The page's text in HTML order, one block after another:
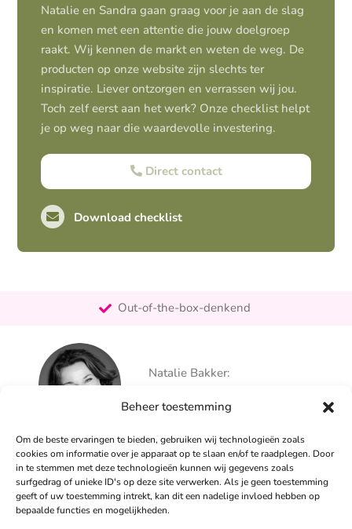
Beheer toestemming
Om de beste ervaringen te bieden, gebruiken wij technologieën zoals
cookies om informatie over je apparaat op te slaan en/of te raadplegen. Door
in te stemmen met deze technologieën kunnen wij gegevens zoals
surfgedrag of unieke ID's op deze site verwerken. Als je geen toestemming
geeft of uw toestemming intrekt, kan dit een nadelige invloed hebben op
bepaalde functies en mogelijkheden.
Natalie en Sandra gaan graag voor je aan de slag
en komen met een attentie die jouw doelgroep
raakt. Wij kennen de markt en weten de weg. De
producten op onze website zijn slechts ter
inspiratie. Liever ontzorgen en verrassen wij jou.
Toch zelf eerst aan het werk? Onze checklist helpt
je op weg naar die waardevolle investering.
Direct contact
Download checklist
Out-of-the-box-denkend
Persoonlijk
Natalie Bakker:
info@alertpromotie.nl
Sandra Peters:
06 – 26 050 230
info@alertpromotie.nl